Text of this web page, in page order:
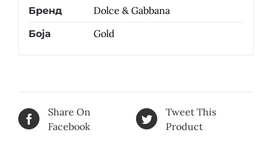
Бренд Dolce & Gabbana
Боја Gold
Share On
Facebook
Tweet This
Product